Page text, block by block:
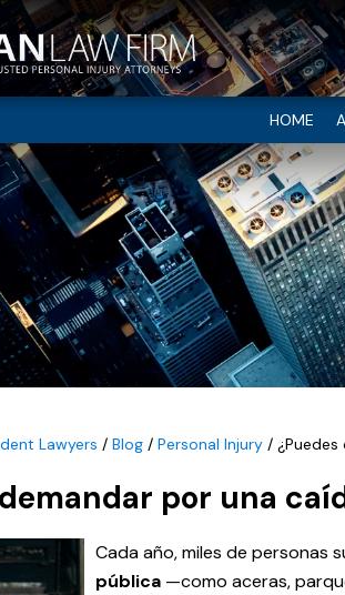
HOME
Lawyers / Blog / Personal Injury /
por una
Cada año, miles de personas
pública —como aceras,